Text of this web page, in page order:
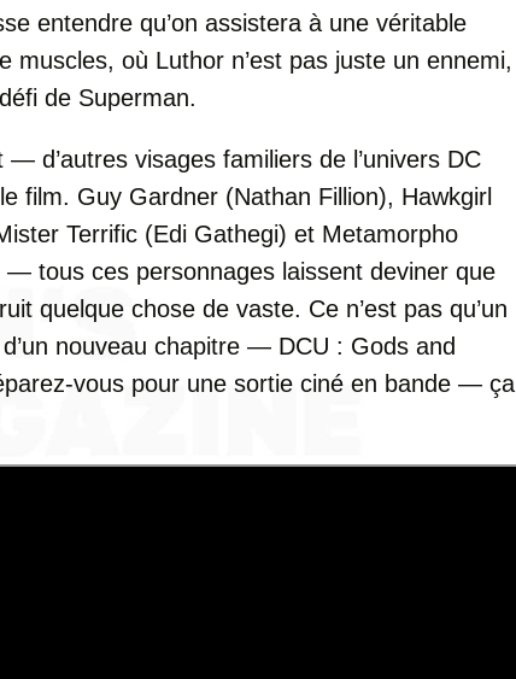
entendre qu’on assistera à une véritable
muscles, où Luthor n’est pas juste un ennemi,
de Superman.
— d’autres visages familiers de l’univers DC
film. Guy Gardner (Nathan Fillion), Hawkgirl
Terrific (Edi Gathegi) et Metamorpho
— tous ces personnages laissent deviner que
quelque chose de vaste. Ce n’est pas qu’un
nouveau chapitre — DCU : Gods and
vous pour une sortie ciné en bande — ça